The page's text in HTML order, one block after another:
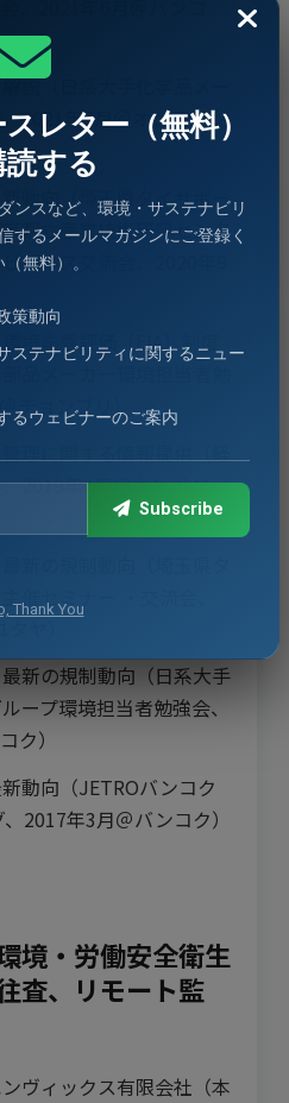
説（日系大手化学品メー
2021年2月＠オンライン
動向（埼⽟県タイサポー
都立産業技術研究センタ
ジネス交流会、2020年9
境影響評価（EIA）制度
チョンブリ）
理に関する情報提供（経
2019年3月＠カンボジ
催セミナー ・交流会、
新の規制動向（日系大手
ープ環境担当者勉強会、
ク）
動向（JETROバンコク
2017年3月＠バンコク）
境・労働安全衛生
査、リモート監
ヴィックス有限会社（本
レター（無料）
読する
ンスなど、環境・サステナビリ
するメールマガジンにご登録く
無料）。
策動向
ステナビリティに関するニュー
るウェビナーのご案内
Subscribe
Thank You